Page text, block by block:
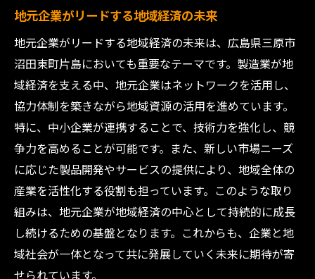
地元企業がリードする地域経済の未来
地元企業がリードする地域経済の未来は、広島県三原市
沼田東町片島においても重要なテーマです。製造業が地
域経済を支える中、地元企業はネットワークを活用し、
協力体制を築きながら地域資源の活用を進めています。
特に、中小企業が連携することで、技術力を強化し、競
争力を高めることが可能です。また、新しい市場ニーズ
に応じた製品開発やサービスの提供により、地域全体の
産業を活性化する役割も担っています。このような取り
組みは、地元企業が地域経済の中心として持続的に成長
し続けるための基盤となります。これからも、企業と地
域社会が一体となって共に発展していく未来に期待が寄
せられています。